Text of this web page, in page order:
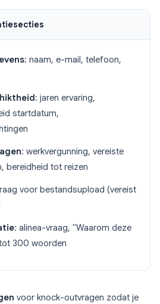
: naam, e-mail, telefoon,
: jaren ervaring,
startdatum,
: werkvergunning, vereiste
bereidheid tot reizen
voor bestandsupload (vereist
: alinea-vraag, "Waarom deze
300 woorden
voor knock-outvragen zodat je